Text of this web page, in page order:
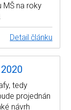
MŠ na roky
Detail článku
tedy
projednán
návrh